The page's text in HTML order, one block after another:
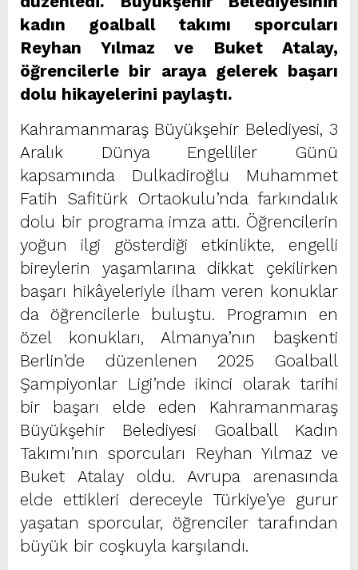
kadın goalball takımı sporcuları
Reyhan Yılmaz ve Buket Atalay,
öğrencilerle bir araya gelerek başarı
dolu hikayelerini paylaştı.
Kahramanmaraş Büyükşehir Belediyesi, 3
Aralık Dünya Engelliler Günü
kapsamında Dulkadiroğlu Muhammet
Fatih Safitürk Ortaokulu’nda farkındalık
dolu bir programa imza attı. Öğrencilerin
yoğun ilgi gösterdiği etkinlikte, engelli
bireylerin yaşamlarına dikkat çekilirken
başarı hikâyeleriyle ilham veren konuklar
da öğrencilerle buluştu. Programın en
özel konukları, Almanya’nın başkenti
Berlin’de düzenlenen 2025 Goalball
Şampiyonlar Ligi’nde ikinci olarak tarihi
bir başarı elde eden Kahramanmaraş
Büyükşehir Belediyesi Goalball Kadın
Takımı’nın sporcuları Reyhan Yılmaz ve
Buket Atalay oldu. Avrupa arenasında
elde ettikleri dereceyle Türkiye’ye gurur
yaşatan sporcular, öğrenciler tarafından
büyük bir coşkuyla karşılandı.